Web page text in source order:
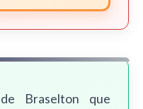
Braselton que